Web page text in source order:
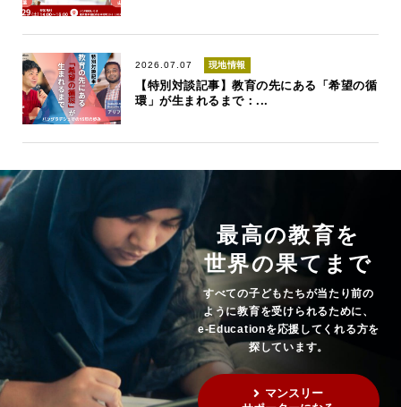
2026.07.07 現地情報
【特別対談記事】教育の先にある「希望の循
環」が生まれるまで：...
最高の教育を
世界の果てまで
すべての子どもたちが当たり前の
ように教育を受けられるために、
e-Educationを応援してくれる方を
探しています。
マンスリー